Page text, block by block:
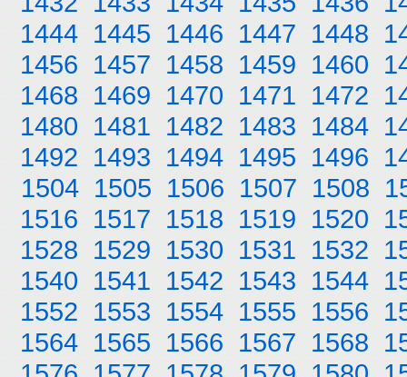
1444 1445 1446 1447 1448
1456 1457 1458 1459 1460
1468 1469 1470 1471 1472
1480 1481 1482 1483 1484
1492 1493 1494 1495 1496
1504 1505 1506 1507 1508
1516 1517 1518 1519 1520
1528 1529 1530 1531 1532
1540 1541 1542 1543 1544
1552 1553 1554 1555 1556
1564 1565 1566 1567 1568